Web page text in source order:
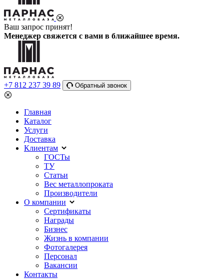
Ваш запрос принят!
Менеджер свяжется с вами в ближайшее время.
+7 812 237 39 89 Обратный звонок
Главная
Каталог
Услуги
Доставка
Клиентам
ГОСТы
ТУ
Статьи
Вес металлопроката
Производители
О компании
Сертификаты
Награды
Бизнес
Жизнь в компании
Фотогалерея
Персонал
Вакансии
Контакты